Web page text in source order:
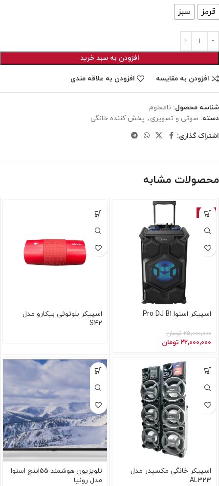
قرمز
سبز
افزودن به سبد خرید
افزودن به مقایسه افزودن به علاقه مندی
شناسه محصول: نامعلوم
دسته: صوتی و تصویری , پخش کننده خانگی
اشتراک گذاری:
محصولات مشابه
-12%
اسپیکر اسنوا Pro DJ B1
۲۵,۰۰۰,۰۰۰ تومان
۲۲,۰۰۰,۰۰۰ تومان
اسپیکر بلوتوثی بیکارو مدل
S42
اسپیکر خانگی مکسیدر مدل
AL323
تلویزیون هوشمند 55اینچ اسنوا
مدل رونیا